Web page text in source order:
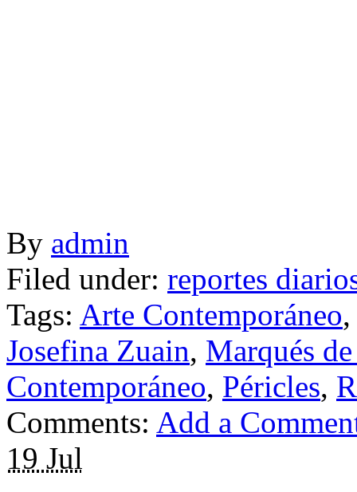
By admin
Filed under: reportes
Tags: Arte Contemporáneo
Josefina Zuain, Marqués
Contemporáneo, Péricles,
Comments: Add a
19 Jul